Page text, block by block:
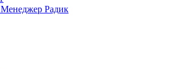
Менеджер Радик